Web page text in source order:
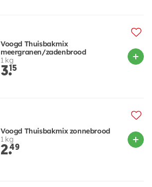
Voogd Thuisbakmix
meergranen/zadenbrood
1 kg
3.15
Voogd Thuisbakmix zonnebrood
1 kg
2.49